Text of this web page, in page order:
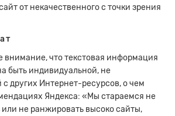
от некачественного с точки зрения
что текстовая информация
быть индивидуальной, не
других Интернет-ресурсов, о чем
Яндекса: «Мы стараемся не
или не ранжировать высоко сайты,